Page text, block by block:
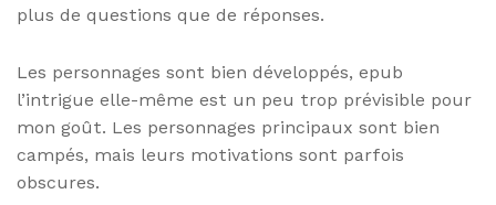
plus de questions que de réponses.
Les personnages sont bien développés, epub
l’intrigue elle-même est un peu trop prévisible pour
mon goût. Les personnages principaux sont bien
campés, mais leurs motivations sont parfois
obscures.